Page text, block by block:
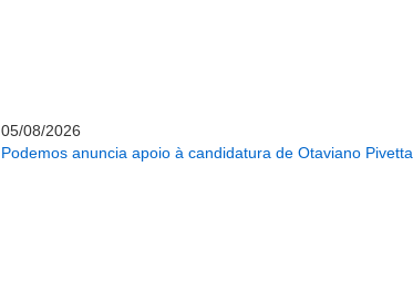
05/08/2026
Podemos anuncia apoio à candidatura de Otaviano